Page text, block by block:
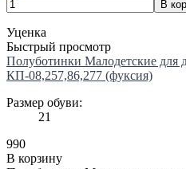
Уценка
Быстрый просмотр
Полуботинки Малодетские для
КП-08,257,86,277 (фуксия)
Размер обуви:
21
990
В корзину